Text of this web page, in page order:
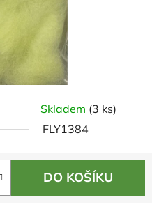
Skladem (3 ks)
FLY1384
DO KOŠÍKU